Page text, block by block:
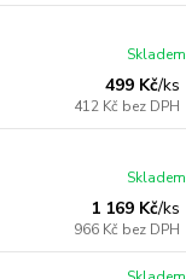
499 Kč/ks
412 Kč bez DPH
Skladem
1 169 Kč/ks
966 Kč bez DPH
Skladem